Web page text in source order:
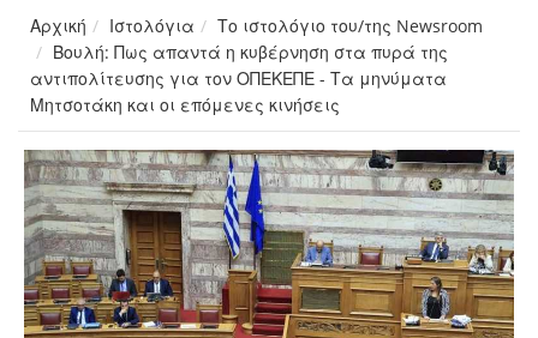
Αρχική Ιστολόγια
Το ιστολόγιο του/της Newsroom
Βουλή: Πως απαντά η κυβέρνηση στα πυρά της
αντιπολίτευσης για τον ΟΠΕΚΕΠΕ - Τα μηνύματα
Μητσοτάκη και οι επόμενες κινήσεις